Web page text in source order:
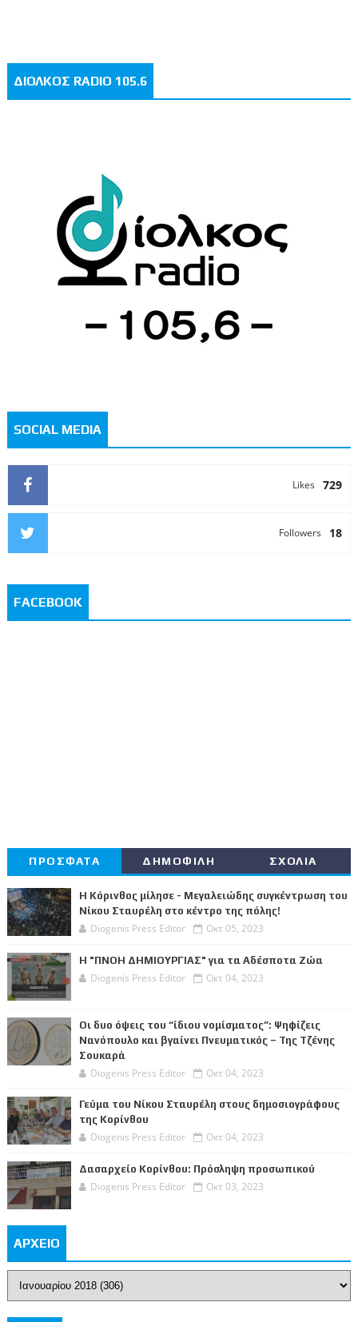
ΔΙΟΛΚΟΣ RADIO 105.6
SOCIAL MEDIA
729
Likes
18
Followers
FACEBOOK
ΠΡΟΣΦΑΤΑ ΔΗΜΟΦΙΛΗ ΣΧΟΛΙΑ
Η Κόρινθος μίλησε - Μεγαλειώδης συγκέντρωση του
Νίκου Σταυρέλη στο κέντρο της πόλης!
Diogenis Press Editor Οκτ 05, 2023
Η "ΠΝΟΗ ΔΗΜΙΟΥΡΓΙΑΣ" για τα Αδέσποτα Ζώα
Diogenis Press Editor Οκτ 04, 2023
Οι δυο όψεις του “ίδιου νομίσματος”: Ψηφίζεις
Νανόπουλο και βγαίνει Πνευματικός – Της Τζένης
Σουκαρά
Diogenis Press Editor Οκτ 04, 2023
Γεύμα του Νίκου Σταυρέλη στους δημοσιογράφους
της Κορίνθου
Diogenis Press Editor Οκτ 04, 2023
Δασαρχείο Κορίνθου: Πρόσληψη προσωπικού
Diogenis Press Editor Οκτ 03, 2023
ΑΡΧΕΙΟ